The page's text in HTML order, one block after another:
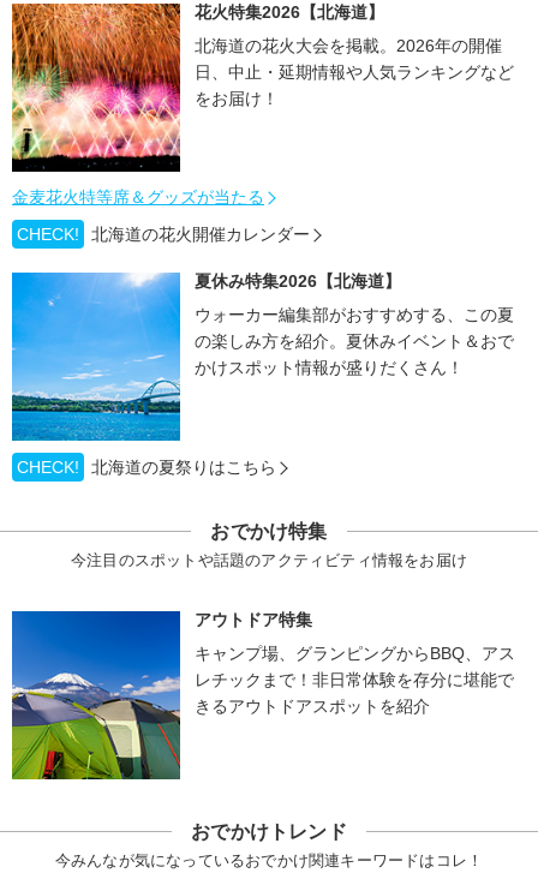
花火特集2026【北海道】
北海道の花火大会を掲載。2026年の開催
日、中止・延期情報や人気ランキングなど
をお届け！
金麦花火特等席＆グッズが当たる
CHECK!
北海道の花火開催カレンダー
夏休み特集2026【北海道】
ウォーカー編集部がおすすめする、この夏
の楽しみ方を紹介。夏休みイベント＆おで
かけスポット情報が盛りだくさん！
CHECK! 北海道の夏祭りはこちら
おでかけ特集
今注目のスポットや話題のアクティビティ情報をお届け
アウトドア特集
キャンプ場、グランピングからBBQ、アス
レチックまで！非日常体験を存分に堪能で
きるアウトドアスポットを紹介
おでかけトレンド
今みんなが気になっているおでかけ関連キーワードはコレ！